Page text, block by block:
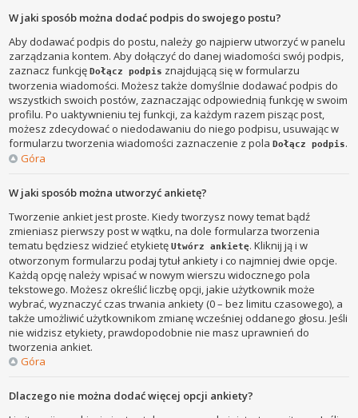
W jaki sposób można dodać podpis do swojego postu?
Aby dodawać podpis do postu, należy go najpierw utworzyć w panelu
zarządzania kontem. Aby dołączyć do danej wiadomości swój podpis,
zaznacz funkcjęDołącz podpis znajdującą się w formularzu
tworzenia wiadomości. Możesz także domyślnie dodawać podpis do
wszystkich swoich postów, zaznaczając odpowiednią funkcję w swoim
profilu. Po uaktywnieniu tej funkcji, za każdym razem pisząc post,
możesz zdecydować o niedodawaniu do niego podpisu, usuwając w
formularzu tworzenia wiadomości zaznaczenie z polaDołącz podpis.
Góra
W jaki sposób można utworzyć ankietę?
Tworzenie ankiet jest proste. Kiedy tworzysz nowy temat bądź
zmieniasz pierwszy post w wątku, na dole formularza tworzenia
tematu będziesz widzieć etykietęUtwórz ankietę. Kliknij ją i w
otworzonym formularzu podaj tytuł ankiety i co najmniej dwie opcje.
Każdą opcję należy wpisać w nowym wierszu widocznego pola
tekstowego. Możesz określić liczbę opcji, jakie użytkownik może
wybrać, wyznaczyć czas trwania ankiety (0 – bez limitu czasowego), a
także umożliwić użytkownikom zmianę wcześniej oddanego głosu. Jeśli
nie widzisz etykiety, prawdopodobnie nie masz uprawnień do
tworzenia ankiet.
Góra
Dlaczego nie można dodać więcej opcji ankiety?